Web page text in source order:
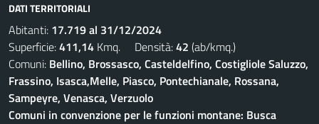
DATI TERRITORIALI
Abitanti: 17.719 al 31/12/2024
Superficie:411,14 Kmq. Densità:42 (ab/kmq.)
Comuni: Bellino, Brossasco, Casteldelfino, Costigliole Saluzzo,
Frassino, Isasca,Melle, Piasco, Pontechianale, Rossana,
Sampeyre, Venasca, Verzuolo
Comuni in convenzione per le funzioni montane: Busca